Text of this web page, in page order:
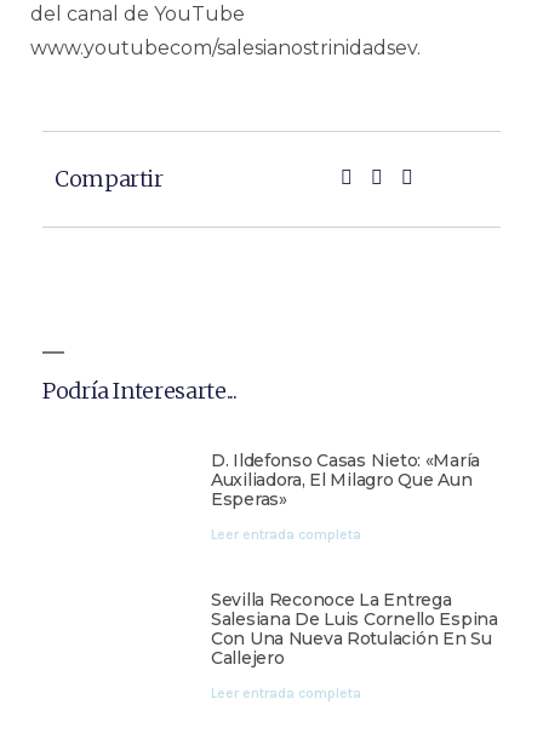
del canal de YouTube
www.youtubecom/salesianostrinidadsev.
Compartir
Podría Interesarte...
D. Ildefonso Casas Nieto: «María
Auxiliadora, El Milagro Que Aun
Esperas»
Leer entrada completa
Sevilla Reconoce La Entrega
Salesiana De Luis Cornello Espina
Con Una Nueva Rotulación En Su
Callejero
Leer entrada completa